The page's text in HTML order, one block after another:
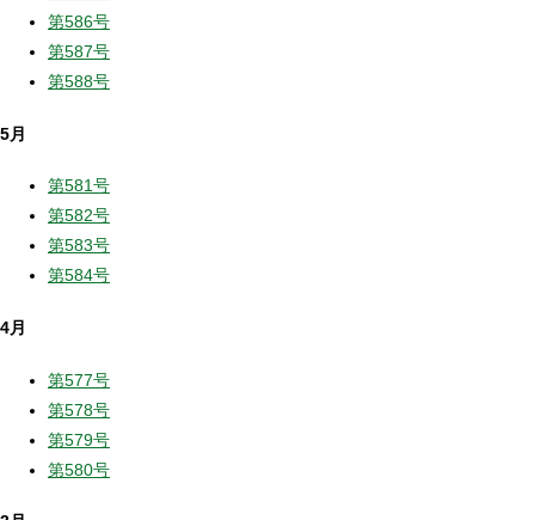
第586号
第587号
第588号
5月
第581号
第582号
第583号
第584号
4月
第577号
第578号
第579号
第580号